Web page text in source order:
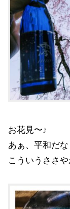
お花見〜♪
あぁ、平和だ
こういうささ